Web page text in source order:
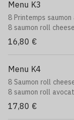
Menu K3
8 Printemps
8 saumon roll cheese
16,80 €
Menu K4
8 Saumon roll
8 saumon roll avocat
17,80 €